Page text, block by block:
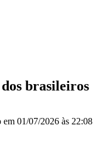
brasileiros
em 01/07/2026 às 22:08